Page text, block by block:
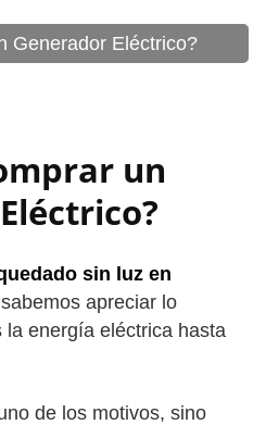
Generador Eléctrico?
un
sin luz en
apreciar lo
la energía eléctrica hasta
de los motivos, sino